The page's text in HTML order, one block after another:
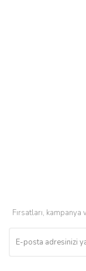
Fırsatları,